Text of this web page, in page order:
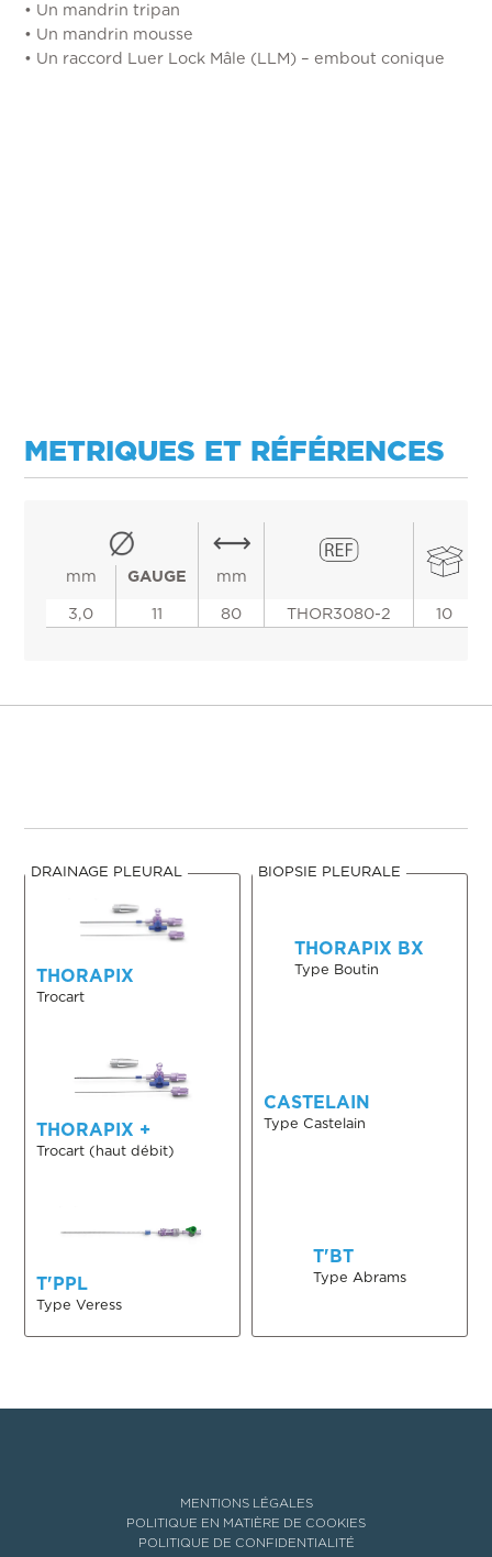
• Un mandrin tripan
• Un mandrin mousse
• Un raccord Luer Lock Mâle (LLM) – embout conique
METRIQUES ET RÉFÉRENCES
mm
3,0
GAUGE
11
mm
80
THOR3080-2 10
DRAINAGE PLEURAL
THORAPIX
Trocart
THORAPIX +
Trocart (haut débit)
T'PPL
Type Veress
BIOPSIE PLEURALE
THORAPIX BX
Type Boutin
CASTELAIN
Type Castelain
T'BT
Type Abrams
MENTIONS LÉGALES
POLITIQUE EN MATIÈRE DE COOKIES
POLITIQUE DE CONFIDENTIALITÉ